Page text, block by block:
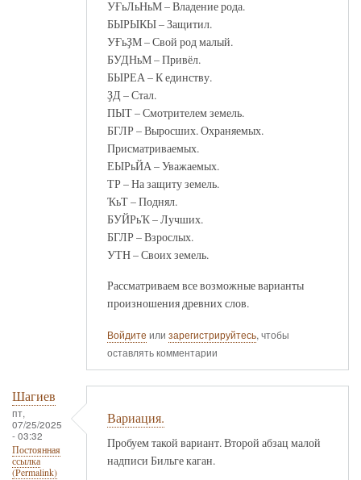
УҒьЛьНьМ – Владение рода.
БЫРЫКЫ – Защитил.
УҒьҘМ – Свой род малый.
БУДНьМ – Привёл.
БЫРЕА – К единству.
ҘД – Стал.
ПЫТ – Смотрителем земель.
БГЛР – Выросших. Охраняемых.
Присматриваемых.
ЕЫРьЙА – Уважаемых.
ТР – На защиту земель.
ҠьТ – Поднял.
БУЙРьҠ – Лучших.
БГЛР – Взрослых.
УТН – Своих земель.
Рассматриваем все возможные варианты
произношения древних слов.
Войдите или зарегистрируйтесь, чтобы
оставлять комментарии
Шагиев
пт,
07/25/2025
- 03:32
Постоянная
ссылка
(Permalink)
Вариация.
Пробуем такой вариант. Второй абзац малой
надписи Бильге каган.